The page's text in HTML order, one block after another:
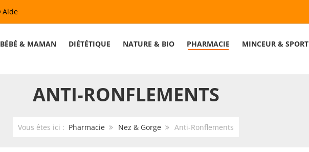
Aide
BÉBÉ & MAMAN DIÉTÉTIQUE NATURE & BIO PHARMACIE
MINCEUR & SPORT
ANTI-RONFLEMENTS
Vous êtes ici : Pharmacie Nez & Gorge Anti-Ronflements